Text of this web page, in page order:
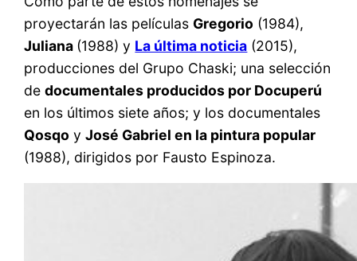
proyectarán las películas Gregorio (1984),
Juliana (1988) y La última noticia (2015),
producciones del Grupo Chaski; una selección
dedocumentales producidos por Docuperú
en los últimos siete años; y los documentales
Qosqo yJosé Gabriel en la pintura popular
(1988), dirigidos por Fausto Espinoza.